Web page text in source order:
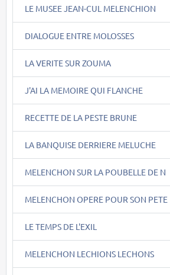
LE MUSEE JEAN-CUL MELENCHION
DIALOGUE ENTRE MOLOSSES
LA VERITE SUR ZOUMA
J'AI LA MEMOIRE QUI FLANCHE
RECETTE DE LA PESTE BRUNE
LA BANQUISE DERRIERE MELUCHE
MELENCHON SUR LA POUBELLE DE N
MELENCHON OPERE POUR SON PETE
LE TEMPS DE L'EXIL
MELENCHON LECHIONS LECHONS